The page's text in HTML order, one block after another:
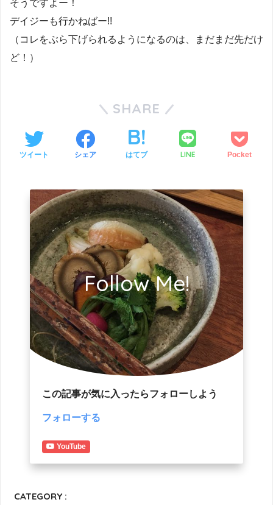
そうですよー！
デイジーも行かねばー!!
（コレをぶら下げられるようになるのは、まだまだ先だけ
ど！）
SHARE
ツイート シェア はてブ LINE Pocket
Follow Me!
この記事が気に入ったらフォローしよう
フォローする
YouTube
CATEGORY :